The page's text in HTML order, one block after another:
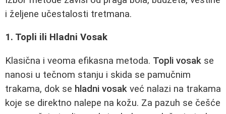
i željene učestalosti tretmana.
1. Topli ili Hladni Vosak
Klasična i veoma efikasna metoda. Topli vosak se
nanosi u tečnom stanju i skida se pamučnim
trakama, dok se hladni vosak već nalazi na trakama
koje se direktno nalepe na kožu. Za pazuh se češće